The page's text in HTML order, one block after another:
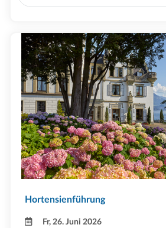
Hortensienführung
Fr, 26. Juni 2026